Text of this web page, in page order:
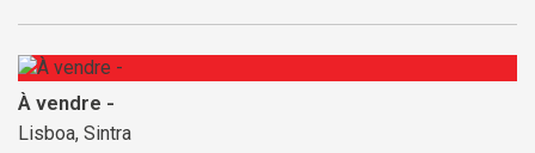
À vendre -
Lisboa, Sintra